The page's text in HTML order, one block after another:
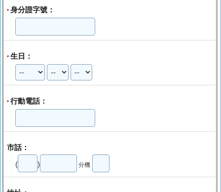
* 身分證字號：
* 生日：
* 行動電話：
市話：
( ) 分機